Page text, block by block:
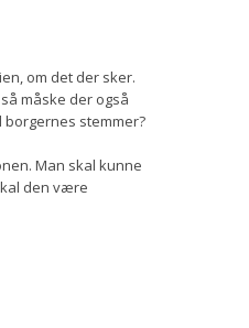
om det der sker.
måske der også
stemmer?
Man skal kunne
den være